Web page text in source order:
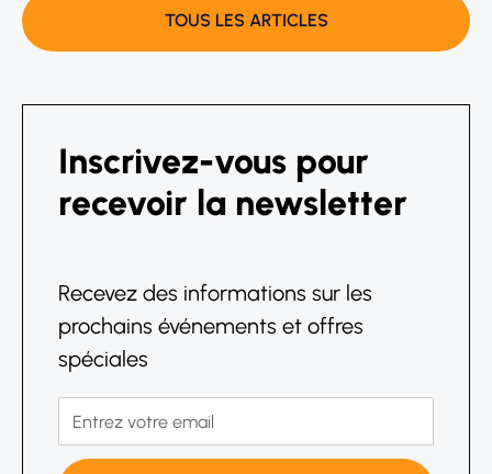
TOUS LES ARTICLES
Inscrivez-vous pour
recevoir la newsletter
Recevez des informations sur les
prochains événements et offres
spéciales